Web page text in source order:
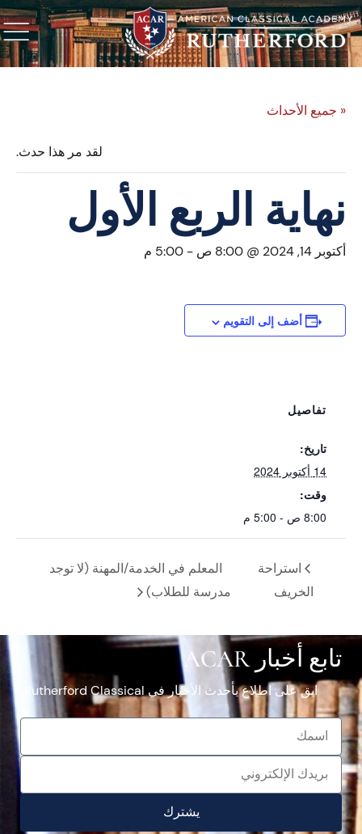
« جميع الأحداث
لقد مر هذا حدث.
نهاية الربع الأول
أكتوبر 14, 2024 @ 8:00 ص - 5:00 م
أضف إلى التقويم
تفاصيل
تاريخ:
14 أكتوبر 2024
وقت:
8:00 ص - 5:00 م
استراحة
الخريف
المعلم في الخدمة/المهنة (لا توجد
مدرسة للطلاب)
تابع أخبار ACAR
ابق على اطلاع بأحدث الأخبار في Rutherford Classical.
يشترك